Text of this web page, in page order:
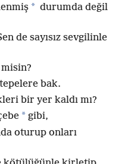
* durumda değil
de sayısız sevgilinle
tepelere bak.
bir yer kaldı mı?
* gibi,
oturup onları